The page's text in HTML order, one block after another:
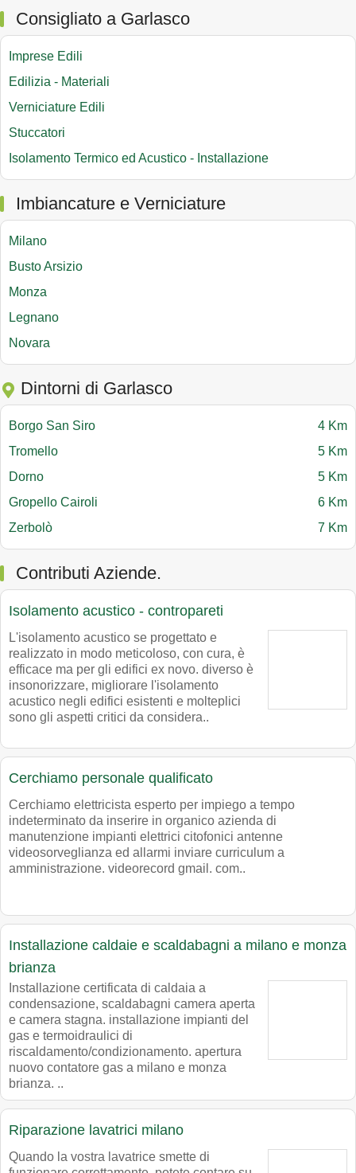
Consigliato a Garlasco
Imprese Edili
Edilizia - Materiali
Verniciature Edili
Stuccatori
Isolamento Termico ed Acustico - Installazione
Imbiancature e Verniciature
Milano
Busto Arsizio
Monza
Legnano
Novara
Dintorni di Garlasco
Borgo San Siro
4 Km
Tromello
5 Km
Dorno
5 Km
Gropello Cairoli
6 Km
Zerbolò
7 Km
Contributi Aziende.
Isolamento acustico - contropareti
L'isolamento acustico se progettato e
realizzato in modo meticoloso, con cura, è
efficace ma per gli edifici ex novo. diverso è
insonorizzare, migliorare l'isolamento
acustico negli edifici esistenti e molteplici
sono gli aspetti critici da considera..
Cerchiamo personale qualificato
Cerchiamo elettricista esperto per impiego a tempo
indeterminato da inserire in organico azienda di
manutenzione impianti elettrici citofonici antenne
videosorveglianza ed allarmi inviare curriculum a
amministrazione. videorecord gmail. com..
Installazione caldaie e scaldabagni a milano e monza
brianza
Installazione certificata di caldaia a
condensazione, scaldabagni camera aperta
e camera stagna. installazione impianti del
gas e termoidraulici di
riscaldamento/condizionamento. apertura
nuovo contatore gas a milano e monza
brianza. ..
Riparazione lavatrici milano
Quando la vostra lavatrice smette di